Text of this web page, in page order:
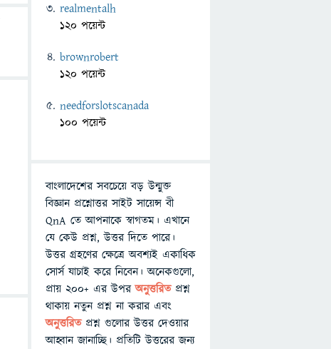
realmentalh
120 পয়েন্ট
brownrobert
120 পয়েন্ট
needforslotscanada
100 পয়েন্ট
বাংলাদেশের সবচেয়ে বড় উন্মুক্ত
বিজ্ঞান প্রশ্নোত্তর সাইট সায়েন্স বী
QnA তে আপনাকে স্বাগতম। এখানে
যে কেউ প্রশ্ন, উত্তর দিতে পারে।
উত্তর গ্রহণের ক্ষেত্রে অবশ্যই একাধিক
সোর্স যাচাই করে নিবেন। অনেকগুলো,
প্রায় ২০০+ এর উপরঅনুত্তরিতপ্রশ্ন
থাকায় নতুন প্রশ্ন না করার এবং
অনুত্তরিত প্রশ্ন গুলোর উত্তর দেওয়ার
আহ্বান জানাচ্ছি। প্রতিটি উত্তরের জন্য